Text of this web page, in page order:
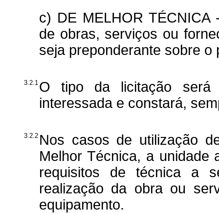
c) DE MELHOR
de obras, serviços ou
seja preponderante sobre o
3.2.1 O tipo da licitação será
interessada e constará,
3.2.2 Nos casos de utilização
Melhor Técnica, a unidade
requisitos de técnica a
realização da obra ou
equipamento.